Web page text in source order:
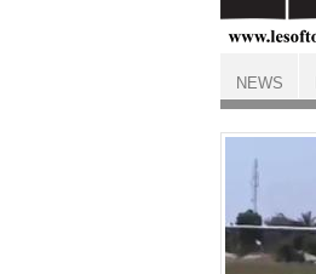
ACCUEIL
NEWS